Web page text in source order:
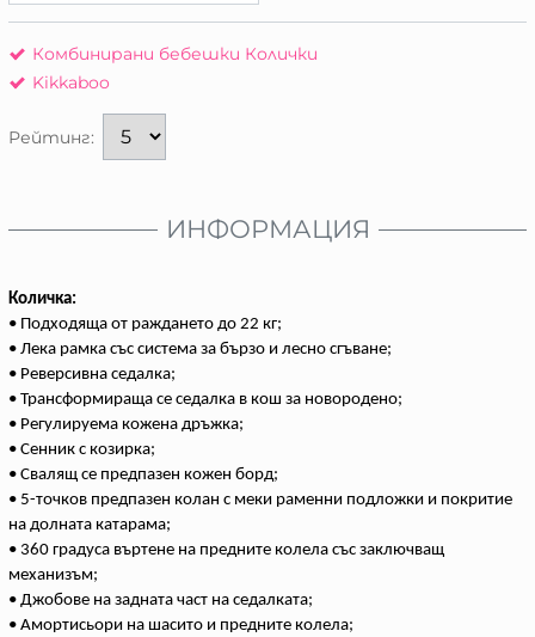
Комбинирани бебешки Колички
Kikkaboo
Рейтинг:
ИНФОРМАЦИЯ
Количка:
• Подходяща от раждането до 22 кг;
• Лека рамка със система за бързо и лесно сгъване;
• Реверсивна седалка;
• Трансформираща се седалка в кош за новородено;
• Регулируема кожена дръжка;
• Сенник с козирка;
• Свалящ се предпазен кожен борд;
• 5-точков предпазен колан с меки раменни подложки и покритие
на долната катарама;
• 360 градуса въртене на предните колела със заключващ
механизъм;
• Джобове на задната част на седалката;
• Амортисьори на шасито и предните колела;